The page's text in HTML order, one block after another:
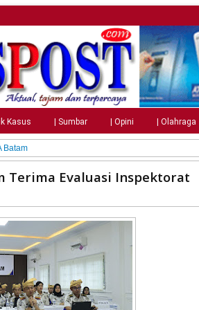
Kasus | Sumbar | Opini | Olahraga
Batam
Terima Evaluasi Inspektorat